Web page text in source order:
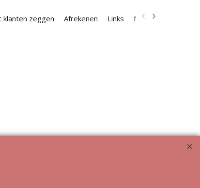
klanten zeggen Afrekenen Links Nieuwsbrief